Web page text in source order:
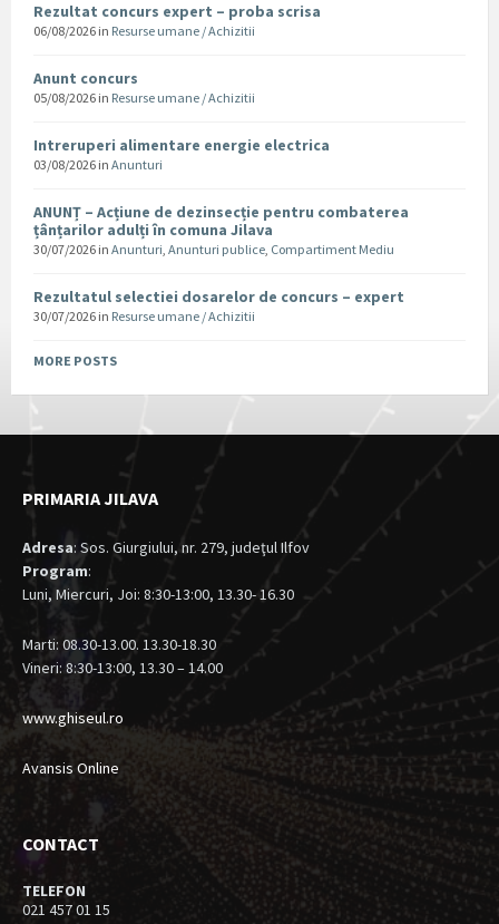
Rezultat concurs expert – proba scrisa
06/08/2026 in Resurse umane / Achizitii
Anunt concurs
05/08/2026 in Resurse umane / Achizitii
Intreruperi alimentare energie electrica
03/08/2026 in Anunturi
ANUNȚ – Acțiune de dezinsecție pentru combaterea
țânțarilor adulți în comuna Jilava
30/07/2026 in Anunturi, Anunturi publice, Compartiment Mediu
Rezultatul selectiei dosarelor de concurs – expert
30/07/2026 in Resurse umane / Achizitii
MORE POSTS
PRIMARIA JILAVA
Adresa: Sos. Giurgiului, nr. 279, judeţul Ilfov
Program:
Luni, Miercuri, Joi: 8:30-13:00, 13.30- 16.30
Marti: 08.30-13.00. 13.30-18.30
Vineri: 8:30-13:00, 13.30 – 14.00
www.ghiseul.ro
Avansis Online
CONTACT
TELEFON
021 457 01 15